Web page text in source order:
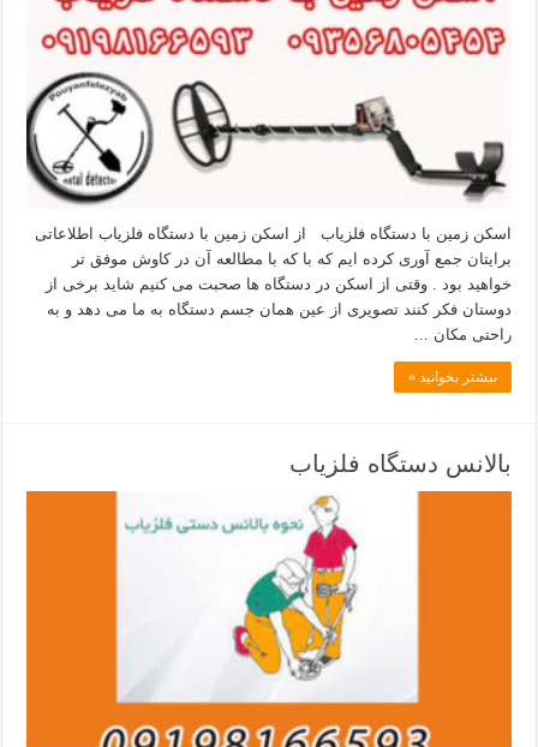
اسکن زمین با دستگاه فلزیاب از اسکن زمین با دستگاه فلزیاب اطلاعاتی
برایتان جمع آوری کرده ایم که با که با مطالعه آن در کاوش موفق تر
خواهید بود . وقتی از اسکن در دستگاه ها صحبت می کنیم شاید برخی از
دوستان فکر کنند تصویری از عین همان جسم دستگاه به ما می دهد و به
راحتی مکان …
بیشتر بخوانید »
بالانس دستگاه فلزیاب